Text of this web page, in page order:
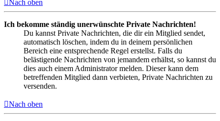
Nach oben
Ich bekomme ständig unerwünschte Private Nachrichten!
Du kannst Private Nachrichten, die dir ein Mitglied sendet,
automatisch löschen, indem du in deinem persönlichen
Bereich eine entsprechende Regel erstellst. Falls du
belästigende Nachrichten von jemandem erhältst, so kannst du
dies auch einem Administrator melden. Dieser kann dem
betreffenden Mitglied dann verbieten, Private Nachrichten zu
versenden.
Nach oben